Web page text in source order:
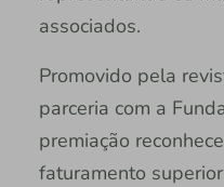
associados.
Promovido pela
parceria com a
premiação
faturamento